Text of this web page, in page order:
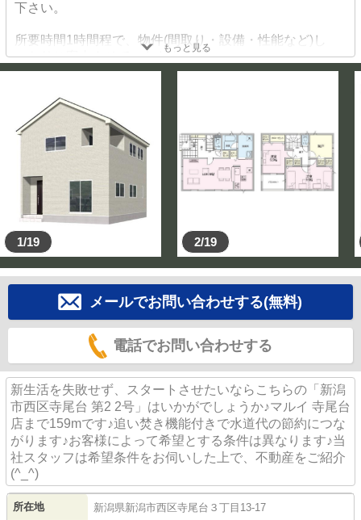
下さい。
所要時間1時間程で、物件(間取り・設備・性能など)し
っかりご案内させていただきます。
もちろん近隣の学校や、暮らしに必要な情報・住宅ロー
ご要望にお応えします。
見学当日は、店舗へご来店いただくか、直接お車でお越
しいただいても良いです。
電車でお越しの際は、無料送迎いたします。
◎すぐ見たい！相談したい！
025-201-8562へすぐお電話ください☆彡
◎日時を指定したい！
ご見学の際は「見学予約する(無料)」の赤いボタンをク
リック！！
2日後から予約可能ですので、計画的に、ゆとりをもっ
てご案内頂けます
不動産取引やエリアを熟知したスタッフがお待ちしてお
ります('ω')ノ
もっと見る
1/19 2/19
メールでお問い合わせする(無料)
電話でお問い合わせする
新生活を失敗せず、スタートさせたいならこちらの「新潟
市西区寺尾台 第2 2号」はいかがでしょうか♪マルイ 寺尾台
店まで159mです♪追い焚き機能付きで水道代の節約につな
がります♪お客様によって希望とする条件は異なります♪当
社スタッフは希望条件をお伺いした上で、不動産をご紹介
(^_^)
所在地 新潟県新潟市西区寺尾台 ３丁目13-17